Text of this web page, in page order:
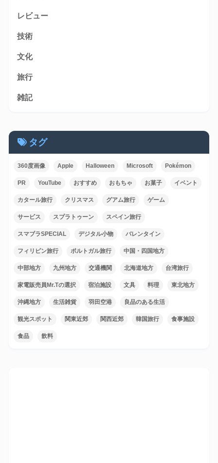
レビュー
技術
文化
旅行
雑記
タグ
360度画像 Apple Halloween Microsoft Pokémon
PR YouTube おすすめ おもちゃ お菓子 イベント
カタール旅行 クリスマス グアム旅行 ゲーム
サービス スプラトゥーン スペイン旅行
スマブラSPECIAL デジタル小物 バレンタイン
フィリピン旅行 ポルトガル旅行 中国・四国地方
中部地方 九州地方 交通機関 北海道地方 台湾旅行
家電販売員Mr.Tの選択 宿泊施設 文具 料理 東北地方
沖縄地方 生活雑貨 羽田空港 良品のある生活
観光スポット 関東近郊 関西近郊 韓国旅行 食事施設
食品 飲料